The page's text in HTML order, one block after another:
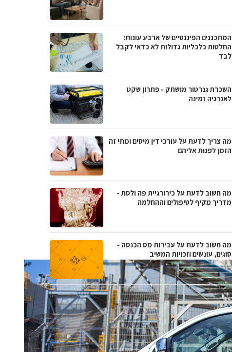
המתכננים הפיננסיים של ארבע עונות:
החלטות כלכליות גדולות לא כדאי לקבל
לבד
השכרת גנרטור מושתק - פתרון שקט
לאנרגיה זמינה
מה צריך לדעת על עורכי דין מיסים ומתי זה
הזמן לפנות אליהם
מה חשוב לדעת על כירורגיית פה ולסת -
מדריך מקיף לטיפולים וההחלמה
מה חשוב לדעת על עבירות מס הכנסה -
סוגים, עונשים וזכויות המשיב